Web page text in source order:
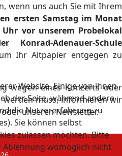
wenn uns auch Sie mit Ihrem
ersten Samstag im Monat
vor unserem Probelokal
Adenauer-Schule
Ihr Altpapier entgegen zu
wegen eines Konzerts oder
werden muss, informieren wir
unseren Newsletter.
Website. Einige von ihnen
der Seite, während andere
die Nutzererfahrung zu
Sie können selbst
zulassen möchten. Bitte
Ablehnung womöglich nicht